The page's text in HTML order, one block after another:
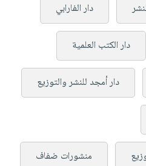
دار الفارابي
دار الكتب العلمية
دار أمجد للنشر والتوزيع
منشورات ضفاف